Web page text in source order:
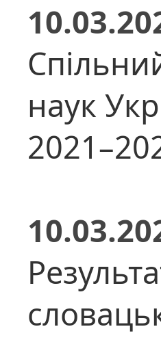
наук